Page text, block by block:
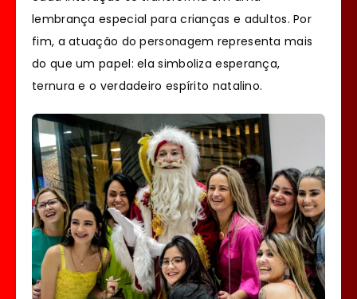
lembrança especial para crianças e adultos. Por
fim, a atuação do personagem representa mais
do que um papel: ela simboliza esperança,
ternura e o verdadeiro espírito natalino.